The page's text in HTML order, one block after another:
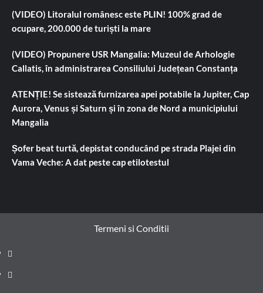
(VIDEO) Litoralul românesc este PLIN! 100% grad de
ocupare, 200.000 de turiști la mare
(VIDEO) Propunere USR Mangalia: Muzeul de Arhologie
Callatis, în administrarea Consiliului Județean Constanța
ATENȚIE! Se sistează furnizarea apei potabile la Jupiter, Cap
Aurora, Venus și Saturn și în zona de Nord a municipiului
Mangalia
Șofer beat turtă, depistat conducând pe strada Plajei din
Vama Veche: A dat peste cap etilotestul
Termeni si Conditii
Prima
pagină
Știri